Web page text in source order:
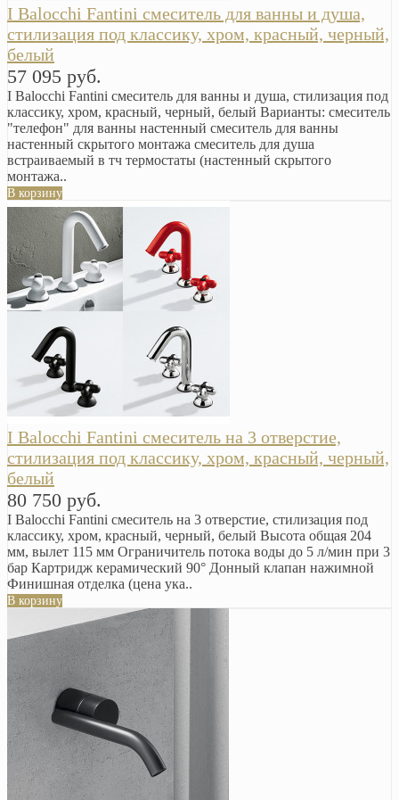
I Balocchi Fantini смеситель для ванны и душа,
стилизация под классику, хром, красный, черный,
белый
57 095 руб.
I Balocchi Fantini смеситель для ванны и душа, стилизация под
классику, хром, красный, черный, белый Варианты: смеситель
"телефон" для ванны настенный смеситель для ванны
настенный скрытого монтажа смеситель для душа
встраиваемый в тч термостаты (настенный скрытого
монтажа..
В корзину
I Balocchi Fantini смеситель на 3 отверстие,
стилизация под классику, хром, красный, черный,
белый
80 750 руб.
I Balocchi Fantini смеситель на 3 отверстие, стилизация под
классику, хром, красный, черный, белый Высота общая 204
мм, вылет 115 мм Ограничитель потока воды до 5 л/мин при 3
бар Картридж керамический 90° Донный клапан нажимной
Финишная отделка (цена ука..
В корзину